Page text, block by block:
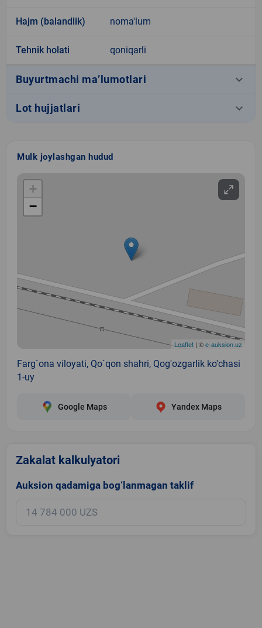
Hajm (balandlik) noma'lum
Tehnik holati qoniqarli
Buyurtmachi ma’lumotlari keyboard_arrow_down
Lot hujjatlari keyboard_arrow_down
Mulk joylashgan hudud
+
−
Leaflet | ©e-auksion.uz
Farg`ona viloyati, Qo`qon shahri, Qog'ozgarlik ko'chasi
1-uy
Google Maps Yandex Maps
Zakalat kalkulyatori
Auksion qadamiga bog‘lanmagan taklif